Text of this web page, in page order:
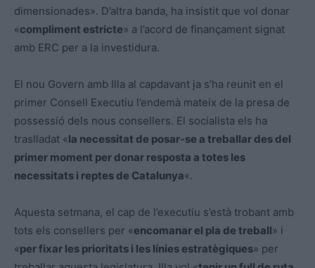
dimensionades». D’altra banda, ha insistit que vol donar
«compliment estricte» a l’acord de finançament signat
amb ERC per a la investidura.
El nou Govern amb Illa al capdavant ja s’ha reunit en el
primer Consell Executiu l’endemà mateix de la presa de
possessió dels nous consellers. El socialista els ha
traslladat «la necessitat de posar-se a treballar des del
primer moment per donar resposta a totes les
necessitats i reptes de Catalunya«.
Aquesta setmana, el cap de l’executiu s’està trobant amb
tots els consellers per «encomanar el pla de treball» i
«per fixar les prioritats i les línies estratègiques» per